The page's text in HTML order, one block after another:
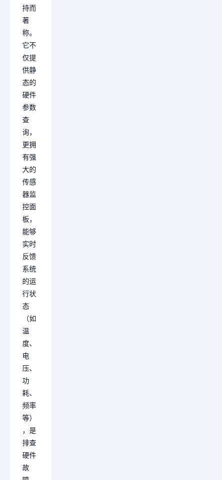
持而
著
称。
它不
仅提
供静
态的
硬件
参数
查
询，
更拥
有强
大的
传感
器监
控面
板，
能够
实时
反馈
系统
的运
行状
态
（如
温
度、
电
压、
功
耗、
频率
等）
，是
排查
硬件
故